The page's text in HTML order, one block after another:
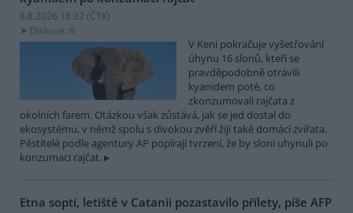
8.8.2026 18:32 (ČTK)
Diskuse: 6
V Keni pokračuje vyšetřování
úhynu 16 slonů, kteří se
pravděpodobně otrávili
kyanidem poté, co
zkonzumovali rajčata z
okolních farem. Otázkou však zůstává, jak se jed dostal do
ekosystému, v němž spolu s divokou zvěří žijí také domácí zvířata.
Pěstitelé podle agentury AP popírají tvrzení, že by sloni uhynuli po
konzumaci rajčat.
Etna soptí, letiště v Catanii pozastavilo přílety, píše AFP